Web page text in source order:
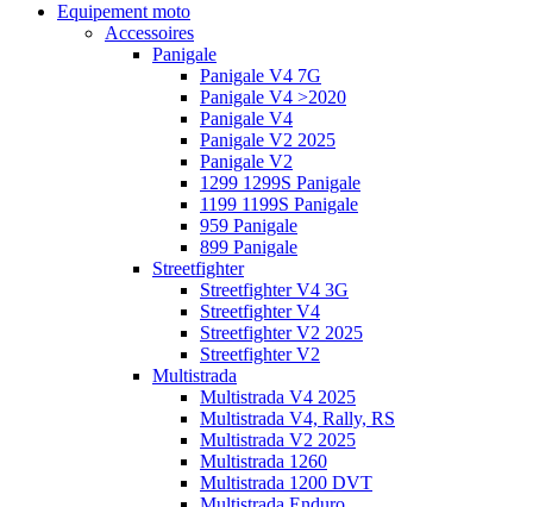
Equipement moto
Accessoires
Panigale
Panigale V4 7G
Panigale V4 >2020
Panigale V4
Panigale V2 2025
Panigale V2
1299 1299S Panigale
1199 1199S Panigale
959 Panigale
899 Panigale
Streetfighter
Streetfighter V4 3G
Streetfighter V4
Streetfighter V2 2025
Streetfighter V2
Multistrada
Multistrada V4 2025
Multistrada V4, Rally, RS
Multistrada V2 2025
Multistrada 1260
Multistrada 1200 DVT